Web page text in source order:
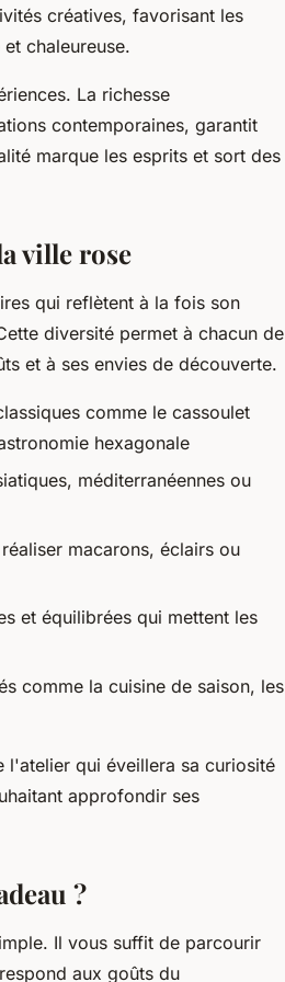
créatives, favorisant les
chaleureuse.
La richesse
contemporaines, garantit
marque les esprits et sort des
ville rose
qui reflètent à la fois son
diversité permet à chacun de
et à ses envies de découverte.
comme le cassoulet
hexagonale
méditerranéennes ou
macarons, éclairs ou
et équilibrées qui mettent les
comme la cuisine de saison, les
l'atelier qui éveillera sa curiosité
approfondir ses
?
Il vous suffit de parcourir
aux goûts du